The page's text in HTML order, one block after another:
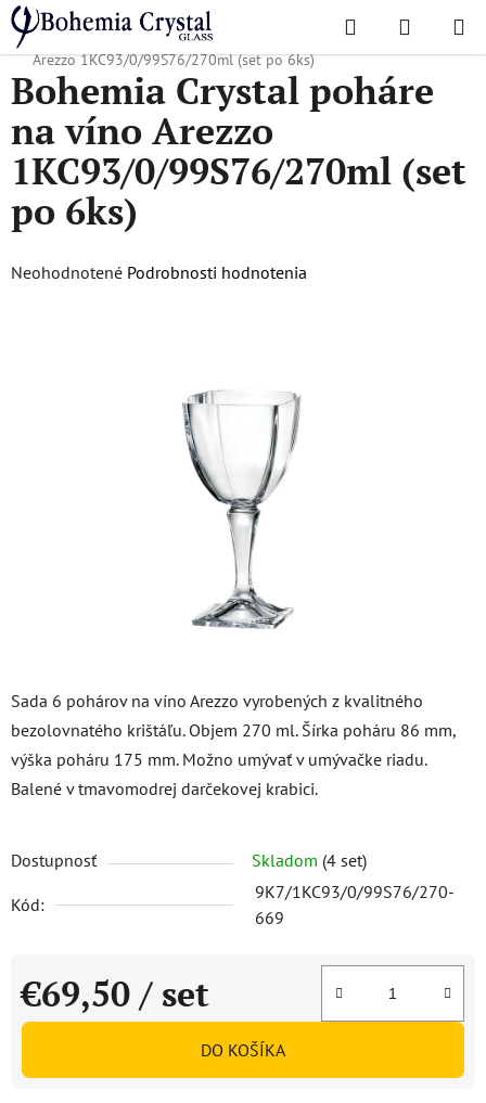
Prejsť
na
obsah
Hľadať
KOŠÍK
Domov
/ Obľúbené kolekcie / Arezzo
Bohemia Crystal poháre na víno
Arezzo 1KC93/0/99S76/270ml (set po 6ks)
Sada 6 pohárov na víno Arezzo vyrobených z kvalitného
bezolovnatého krištáľu. Objem 270 ml. Šírka poháru 86 mm,
výška poháru 175 mm. Možno umývať v umývačke riadu.
Balené v tmavomodrej darčekovej krabici.
Dostupnosť Skladom (4 set)
Kód:
9K7/1KC93/0/99S76/270-
669
€69,50 / set
Jednotková cena:
DO KOŠÍKA
Bohemia Crystal poháre
na víno Arezzo
1KC93/0/99S76/270ml (set
po 6ks)
Priemerné
Neohodnotené Podrobnosti hodnotenia